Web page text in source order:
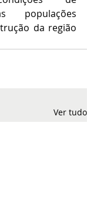
populações
da região
Ver tudo